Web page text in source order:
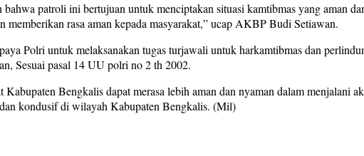
patroli ini bertujuan untuk menciptakan situasi kamtibmas yang aman
rasa aman kepada masyarakat,” ucap AKBP Budi Setiawan.
Polri untuk melaksanakan tugas turjawali untuk harkamtibmas dan
Sesuai pasal 14 UU polri no 2 th 2002.
Bengkalis dapat merasa lebih aman dan nyaman dalam menjalani
kondusif di wilayah Kabupaten Bengkalis. (Mil)